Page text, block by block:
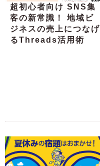
超初心者向け SNS集
客の新常識！ 地域ビ
ジネスの売上につなげ
るThreads活用術